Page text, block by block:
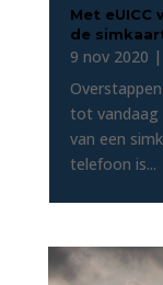
Met
de
9 nov 2020 |
tot vandaag
van een
telefoon is...